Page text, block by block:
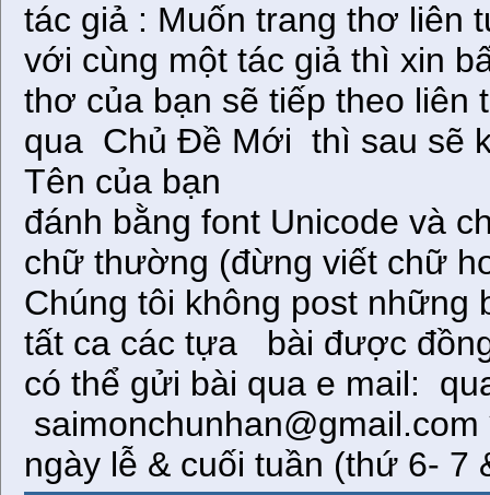
tác giả : Muốn trang thơ liên
với cùng một tác giả thì xin
thơ của bạn sẽ tiếp theo liên
qua Chủ Đề Mới thì sau sẽ
Tên của bạn Thể
đánh bằng font Unicode và
chữ thường (đừng viết chữ
Chúng tôi không post
tất ca các tựa bài được
có thể gửi bài qua e mail:
ngày lễ & cuối tuần (thứ 6-